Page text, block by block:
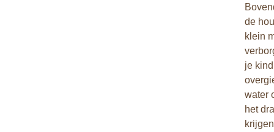
de
klein
je
water
het